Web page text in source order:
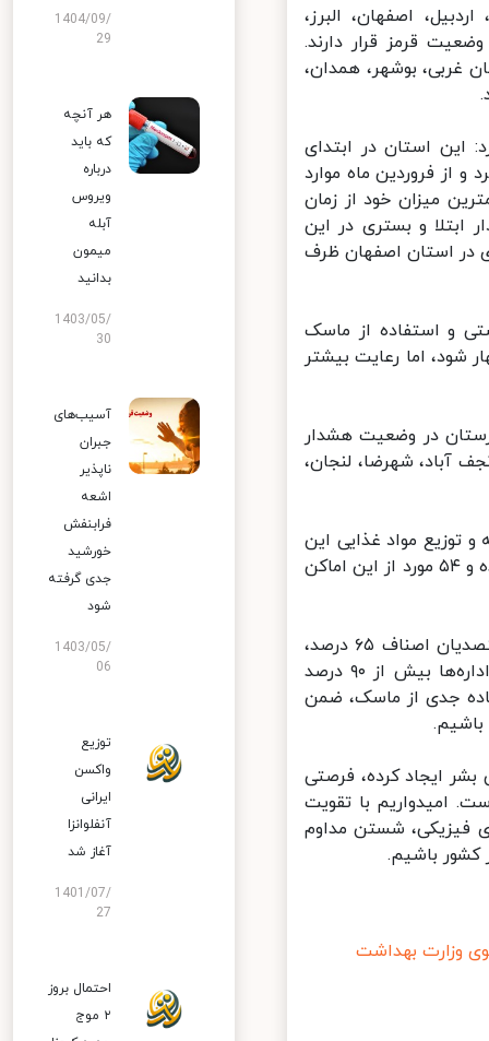
اصفهان، البرز،
قرمز قرار دارند.
غربی، بوشهر، همدان،
استان در ابتدای
از فروردین ماه موارد
میزان خود از زمان
و بستری در این
ابتلا و بستری در استان اصفهان ظرف
و استفاده از ماسک
اما رعایت بیشتر
۱۱ شهرستان این استان در وضعیت قرمز و ۵ شهرستان در وضعیت هشدار
آباد، شهرضا، لنجان،
مراکز تهیه و توزیع مواد غذایی این
استان به دلیل عدم رعایت پروتکل‌های بهداشتی به مراجع قضایی معرفی شده و ۵۴ مورد از این اماکن
لاری گفت: میزان استفاده از ماسک توسط عموم مردم ۷۸ درصد، توسط متصدیان اصناف ۶۵ درصد،
استفاده از ماسک در وسایل حمل و نقل عمومی ۷۰ درصد و در بانک‌ها و اداره‌ها بیش از ۹۰ درصد
جدی از ماسک، ضمن
ایجاد کرده، فرصتی
امیدواریم با تقویت
فیزیکی، شستن مداوم
باشیم.
وزارت بهداشت
1404/09/
29
هر آنچه
که باید
درباره
ویروس
آبله
میمون
بدانید
1403/05/
30
آسیب‌های
جبران
ناپذیر
اشعه
فرابنفش
خورشید
جدی گرفته
شود
1403/05/
06
توزیع
واکسن
ایرانی
آنفلوانزا
آغاز شد
1401/07/
27
احتمال بروز
۲ موج